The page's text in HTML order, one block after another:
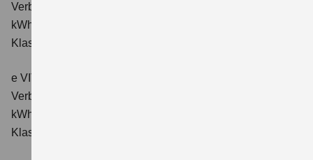
Verbrauchswerte: Energieverbrauch kombiniert: 15,1
kWh/100km; CO₂-Emissionen kombiniert: 0 g/km; CO₂-
Klasse: A.
e VITARA eAxle ALLGRIP-e Comfort (61 kWh-Batterie)
Verbrauchswerte: Energieverbrauch kombiniert: 16,6
kWh/100km; CO₂-Emissionen kombiniert: 0 g/km; CO₂-
Klasse: A.